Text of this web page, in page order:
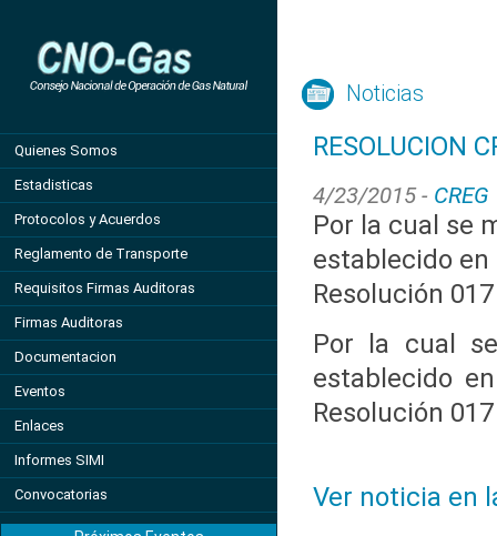
Quienes Somos
Estadisticas
Protocolos y Acuerdos
Reglamento de Transporte
Requisitos Firmas Auditoras
Firmas Auditoras
Documentacion
Eventos
Enlaces
Informes SIMI
Convocatorias
Noticias
RESOLUCION
4/23/2015 - CREG
Por la cual se
establecido
Resolución
Por la cual
establecido
Resolución
Ver noticia en